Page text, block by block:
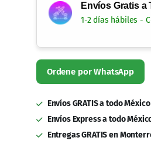
Envíos Gratis a
1-2 días hábiles -
Envíos GRATIS a todo México
Envíos Express a todo México
Entregas GRATIS en
SKU: BMAGI1
GTIN: 6109391019852